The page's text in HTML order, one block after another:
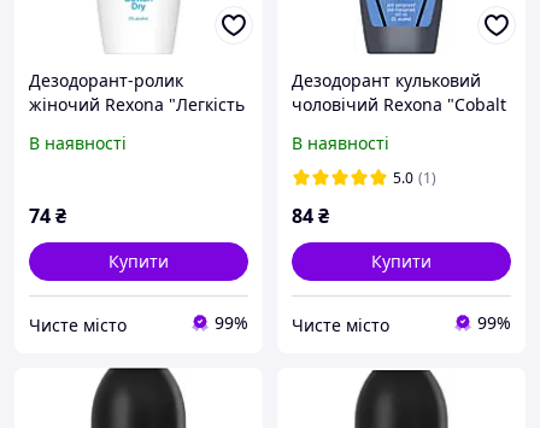
Дезодорант-ролик
жіночий Rexona "Легкість
В наявності
74₴
Купити
Чисте місто 99%
Дезодорант кульковий
чоловічий Rexona "Cobalt
В наявності
5.0 (1)
84₴
Купити
Чисте місто 99%